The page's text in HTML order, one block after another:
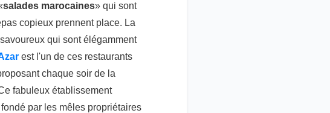
salades marocaines» qui sont
copieux prennent place. La
qui sont élégamment
est l'un de ces restaurants
chaque soir de la
fabuleux établissement
par les mêles propriétaires